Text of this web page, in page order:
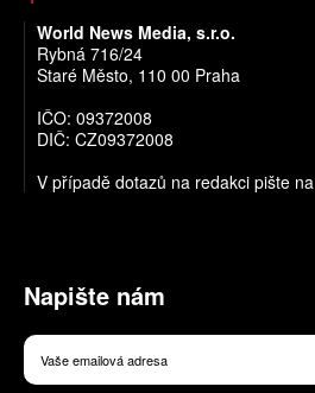
World News Media, s.r.o.
Rybná 716/24
Staré Město, 110 00 Praha
IČO: 09372008
DIČ: CZ09372008
V případě dotazů na redakci pište na
Napište nám